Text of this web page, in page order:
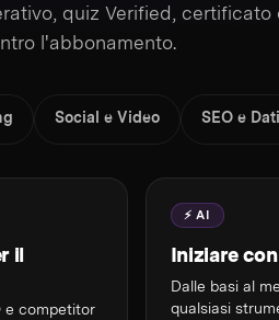
quiz Verified,
l'abbonamento.
Social e Video SEO e Dati
il
e competitor
⚡ AI
Iniziare
Dalle basi al
qualsiasi